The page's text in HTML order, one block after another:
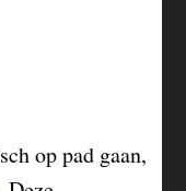
op pad gaan,